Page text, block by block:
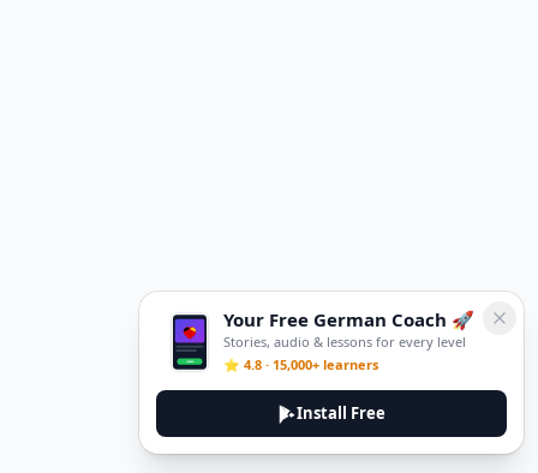
Your Free German Coach 🚀
Stories, audio & lessons for every level
⭐ 4.8 · 15,000+ learners
Install Free